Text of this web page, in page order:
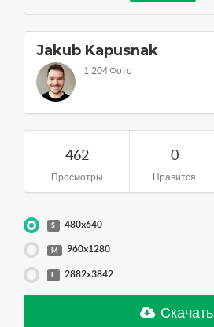
Jakub Kapusnak
1,204 Фото
462
Просмотры
0
Нравится
S 480x640
M 960x1280
2882x3842
Скачать